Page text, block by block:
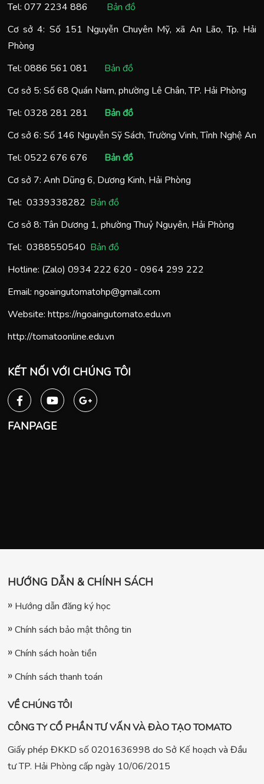
Tel: 077 2234 886
Bản đồ
Cơ sở 4: Số 151 Nguyễn Chuyên Mỹ, xã An Lão, Tp. Hải
Phòng
Tel: 0886 561 081
Bản đồ
Cơ sở 5: Số 68 Quán Nam, phường Lê Chân, TP. Hải Phòng
Tel: 0328 281 281
Bản đồ
Cơ sở 6: Số 146 Nguyễn Sỹ Sách, Trường Vinh, Tỉnh Nghệ An
Tel: 0522 676 676
Bản đồ
Cơ sở 7: Anh Dũng 6, Dương Kinh, Hải Phòng
Tel: 0339338282 Bản đồ
Cơ sở 8: Tân Dương 1, phường Thuỷ Nguyên, Hải Phòng
Tel: 0388550540 Bản đồ
Hotline: (Zalo) 0934 222 620 - 0964 299 222
Email: ngoaingutomatohp@gmail.com
Website: https://ngoaingutomato.edu.vn
http://tomatoonline.edu.vn
KẾT NỐI VỚI CHÚNG TÔI
FANPAGE
HƯỚNG DẪN & CHÍNH SÁCH
Hướng dẫn đăng ký học
Chính sách bảo mật thông tin
Chính sách hoàn tiền
Chính sách thanh toán
VỀ CHÚNG TÔI
CÔNG TY CỔ PHẦN TƯ VẤN VÀ ĐÀO TẠO TOMATO
Giấy phép ĐKKD số 0201636998 do Sở Kế hoạch và Đầu
tư TP. Hải Phòng cấp ngày 10/06/2015